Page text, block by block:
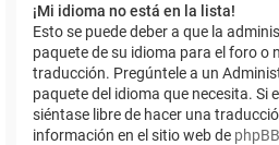
¡Mi idioma no está en la lista!
Esto se puede deber a que la
paquete de su idioma para el foro o
traducción. Pregúntele a un
paquete del idioma que necesita. Si
siéntase libre de hacer una
información en el sitio web de phpBB